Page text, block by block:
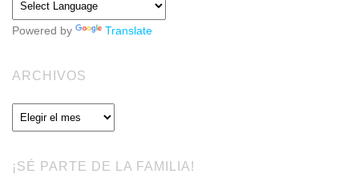
Powered by Translate
ARCHIVOS
Archivos
¡SÉ PARTE DE LA FAMILIA!